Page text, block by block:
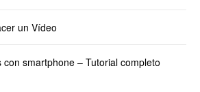
un Vídeo
smartphone – Tutorial completo